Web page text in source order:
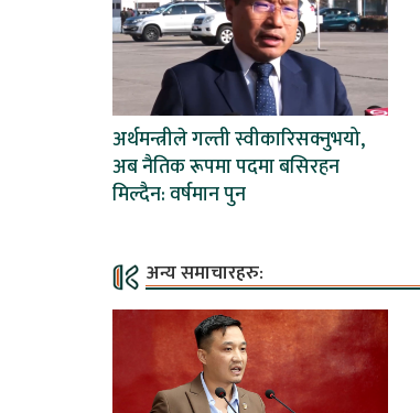
अर्थमन्त्रीले गल्ती स्वीकारिसक्नुभयो,
अब नैतिक रूपमा पदमा बसिरहन
मिल्दैन: वर्षमान पुन
अन्य समाचारहरु: